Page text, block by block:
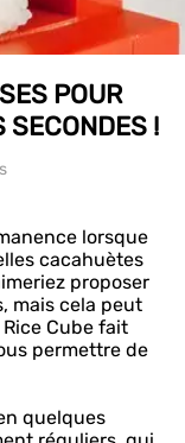
POUR
SECONDES !
lorsque
cacahuètes
proposer
mais cela peut
Cube fait
permettre de
quelques